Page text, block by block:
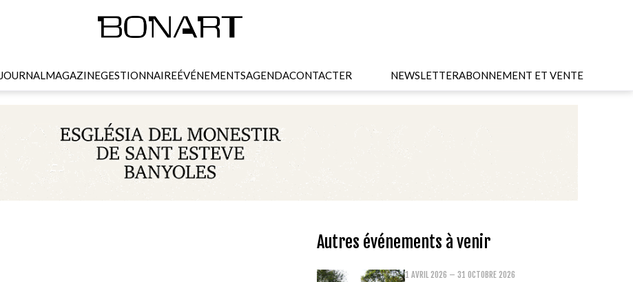
JOURNALMAGAZINEGESTIONNAIREÉVÉNEMENTSAGENDACONTACTER NEWSLETTERABONNEMENT ET VENTE
Autres événements à venir
1 AVRIL 2026 – 31 OCTOBRE 2026